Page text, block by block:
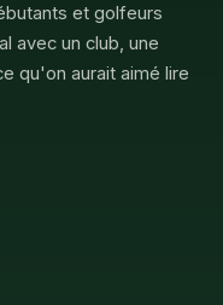
et golfeurs
avec un club, une
qu'on aurait aimé lire